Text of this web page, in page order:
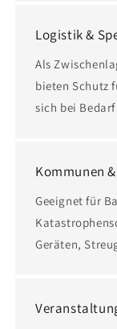
Logistik &
Als
bieten Schutz
sich bei
Kommunen
Geeignet für
Geräten,